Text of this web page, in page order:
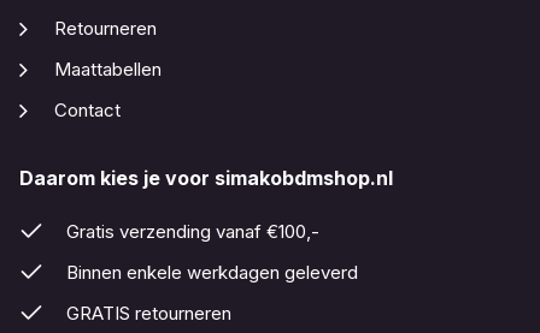
Retourneren
Maattabellen
Contact
Daarom kies je voor simakobdmshop.nl
Gratis verzending vanaf €100,-
Binnen enkele werkdagen geleverd
GRATIS retourneren